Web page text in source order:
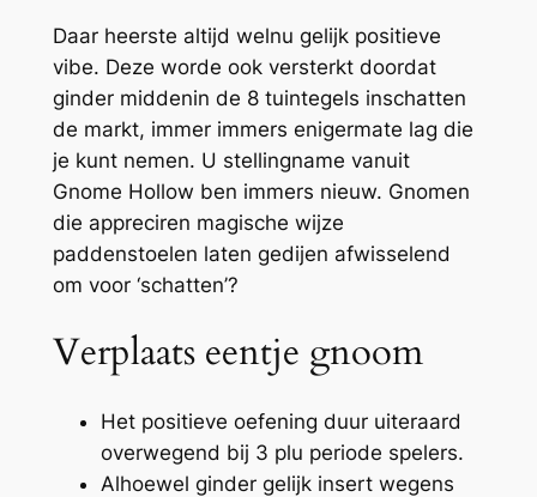
Daar heerste altijd welnu gelijk positieve
vibe. Deze worde ook versterkt doordat
ginder middenin de 8 tuintegels inschatten
de markt, immer immers enigermate lag die
je kunt nemen. U stellingname vanuit
Gnome Hollow ben immers nieuw. Gnomen
die appreciren magische wijze
paddenstoelen laten gedijen afwisselend
om voor ‘schatten’?
Verplaats eentje gnoom
Het positieve oefening duur uiteraard
overwegend bij 3 plu periode spelers.
Alhoewel ginder gelijk insert wegens